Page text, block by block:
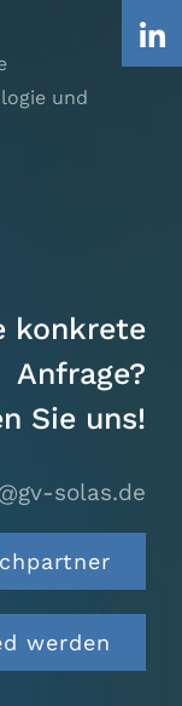
und
konkrete
Anfrage?
Sie uns!
solas.de
werden